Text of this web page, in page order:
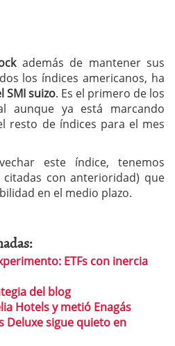
además de mantener sus
los índices americanos, ha
SMI suizo. Es el primero de los
aunque ya está marcando
resto de índices para el mes
este índice, tenemos
citadas con anterioridad) que
en el medio plazo.
ETFs con inercia
del blog
Hotels y metió Enagás
Deluxe sigue quieto en